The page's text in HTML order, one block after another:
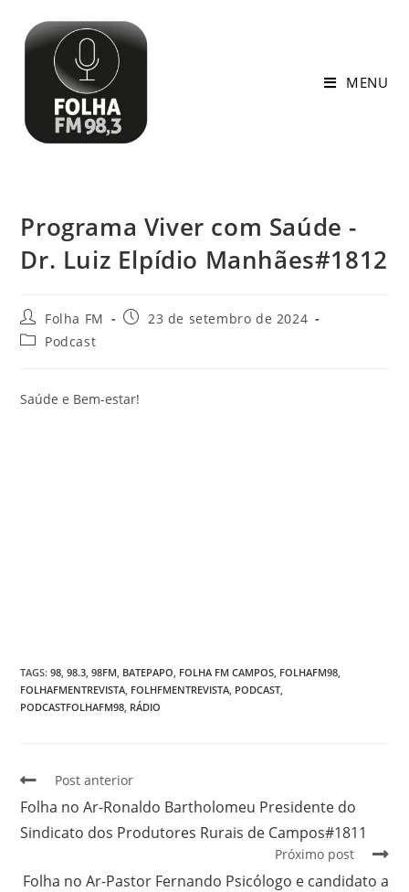
MENU
Programa Viver com Saúde -
Dr. Luiz Elpídio Manhães#1812
Folha FM
23 de setembro de 2024
Podcast
Saúde e Bem-estar!
TAGS:98 98.3 98FM BATEPAPO FOLHA FM CAMPOS FOLHAFM98
FOLHAFMENTREVISTA FOLHFMENTREVISTA PODCAST
PODCASTFOLHAFM98 RÁDIO
Post anterior
Folha no Ar-Ronaldo Bartholomeu Presidente do
Sindicato dos Produtores Rurais de Campos#1811
Próximo post
Folha no Ar-Pastor Fernando Psicólogo e candidato a